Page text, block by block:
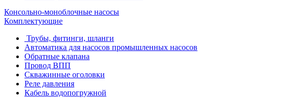
Консольно-моноблочные насосы
Комплектующие
Трубы, фитинги, шланги
Автоматика для насосов промышленных насосов
Обратные клапана
Провод ВПП
Скважинные оголовки
Реле давления
Кабель водопогружной